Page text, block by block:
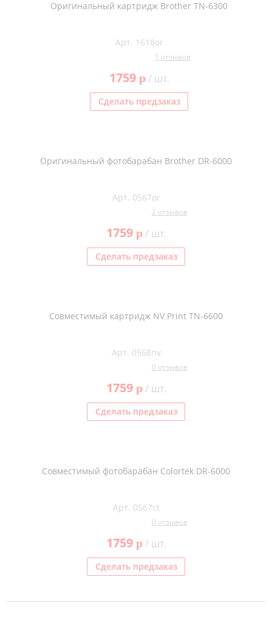
Оригинальный картридж Brother TN-6300
Арт. 1618or
1 отзывов
1759 p/ шт.
Сделать предзаказ
Оригинальный фотобарабан Brother DR-6000
Арт. 0567or
2 отзывов
1759 p/ шт.
Сделать предзаказ
Совместимый картридж NV Print TN-6600
Арт. 0568nv
0 отзывов
1759 p/ шт.
Сделать предзаказ
Совместимый фотобарабан Colortek DR-6000
Арт. 0567ct
0 отзывов
1759 p/ шт.
Сделать предзаказ